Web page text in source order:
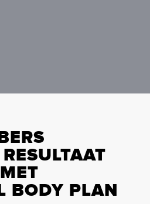
BODY PLAN